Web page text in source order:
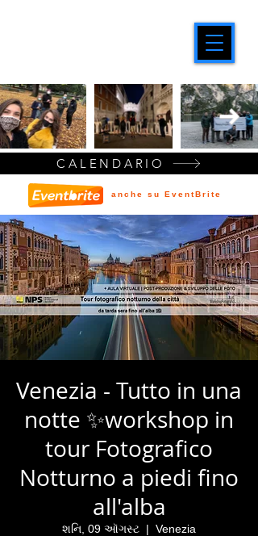
Venezia - Tutto in una
notte ✨workshop in
tour Fotografico
Notturno a piedi fino
all'alba
શનિ, 09 ઑગસ્ટ
  |
Venezia
CALENDARIO
anche su EventBrite